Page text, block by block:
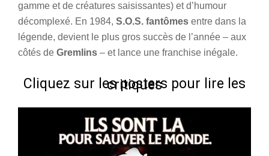
gamme et de créatures saisissantes) et d’humour
décomplexé. En 1984, S.O.S. fantômes entre dans la
légende, devient le plus gros succès de l’année – aux
côtés de Gremlins – et lance une franchise inégale.
Cliquez sur les posters pour lire les critiques